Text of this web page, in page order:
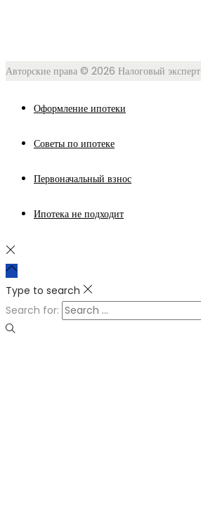
Авторские права © 2026 Налоговый эксперт
Оформление ипотеки
Советы по ипотеке
Первоначальный взнос
Ипотека не подходит
Type to search
Search for: